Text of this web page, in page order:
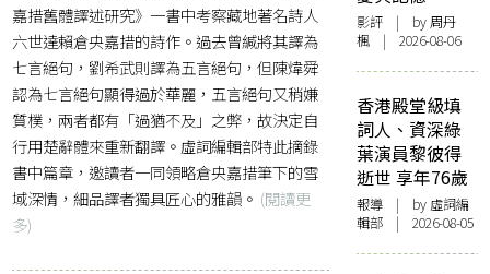
嘉措舊體譯述研究》一書中考察藏地著名詩人
六世達賴倉央嘉措的詩作。過去曾緘將其譯為
七言絕句，劉希武則譯為五言絕句，但陳煒舜
認為七言絕句顯得過於華麗，五言絕句又稍嫌
質樸，兩者都有「過猶不及」之弊，故決定自
行用楚辭體來重新翻譯。虛詞編輯部特此摘錄
書中篇章，邀讀者一同領略倉央嘉措筆下的雪
域深情，細品譯者獨具匠心的雅韻。 (閱讀更
多)
影評 | by周丹
楓 | 2026-08-06
香港殿堂級填
詞人、資深綠
葉演員黎彼得
逝世 享年76歲
報導 | by 虛詞編
輯部 | 2026-08-05